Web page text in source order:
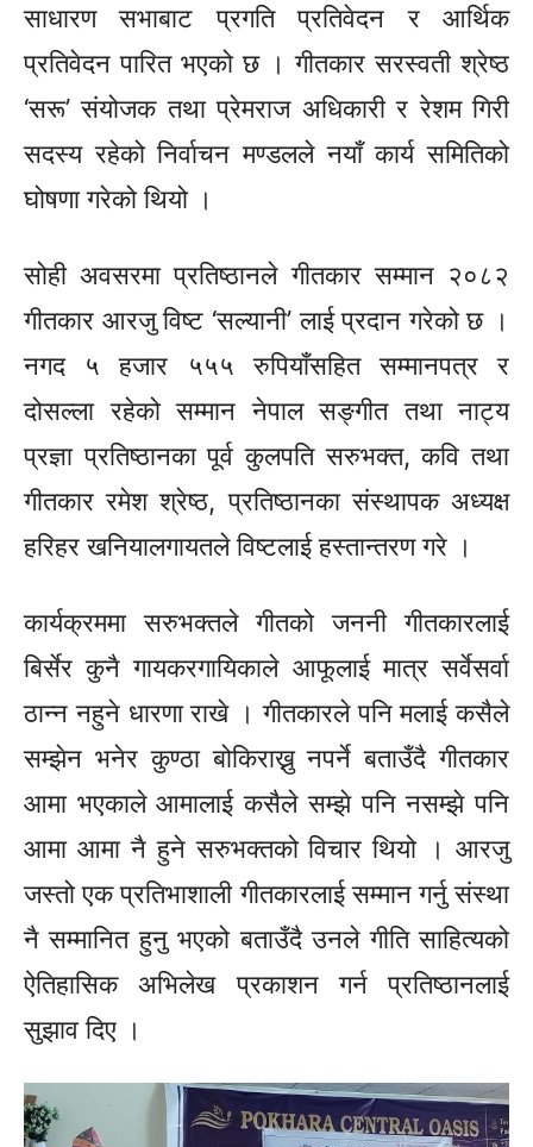
साधारण सभाबाट प्रगति प्रतिवेदन र आर्थिक
प्रतिवेदन पारित भएको छ । गीतकार सरस्वती श्रेष्ठ
‘सरू’ संयोजक तथा प्रेमराज अधिकारी र रेशम गिरी
सदस्य रहेको निर्वाचन मण्डलले नयाँ कार्य समितिको
घोषणा गरेको थियो ।
सोही अवसरमा प्रतिष्ठानले गीतकार सम्मान २०८२
गीतकार आरजु विष्ट ‘सल्यानी’ लाई प्रदान गरेको छ ।
नगद ५ हजार ५५५ रुपियाँसहित सम्मानपत्र र
दोसल्ला रहेको सम्मान नेपाल सङ्गीत तथा नाट्य
प्रज्ञा प्रतिष्ठानका पूर्व कुलपति सरुभक्त, कवि तथा
गीतकार रमेश श्रेष्ठ, प्रतिष्ठानका संस्थापक अध्यक्ष
हरिहर खनियालगायतले विष्टलाई हस्तान्तरण गरे ।
कार्यक्रममा सरुभक्तले गीतको जननी गीतकारलाई
बिर्सेर कुनै गायकरगायिकाले आफूलाई मात्र सर्वेसर्वा
ठान्न नहुने धारणा राखे । गीतकारले पनि मलाई कसैले
सम्झेन भनेर कुण्ठा बोकिराख्नु नपर्ने बताउँदै गीतकार
आमा भएकाले आमालाई कसैले सम्झे पनि नसम्झे पनि
आमा आमा नै हुने सरुभक्तको विचार थियो । आरजु
जस्तो एक प्रतिभाशाली गीतकारलाई सम्मान गर्नु संस्था
नै सम्मानित हुनु भएको बताउँदै उनले गीति साहित्यको
ऐतिहासिक अभिलेख प्रकाशन गर्न प्रतिष्ठानलाई
सुझाव दिए ।